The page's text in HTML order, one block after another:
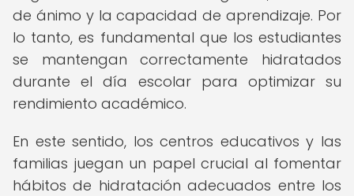
de ánimo y la capacidad de aprendizaje. Por
lo tanto, es fundamental que los estudiantes
se mantengan correctamente hidratados
durante el día escolar para optimizar su
rendimiento académico.
En este sentido, los centros educativos y las
familias juegan un papel crucial al fomentar
hábitos de hidratación adecuados entre los